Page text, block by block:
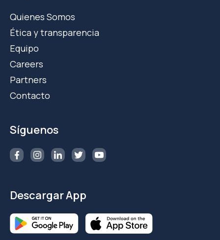
Quienes Somos
Ética y transparencia
Equipo
Careers
Partners
Contacto
Síguenos
Descargar App